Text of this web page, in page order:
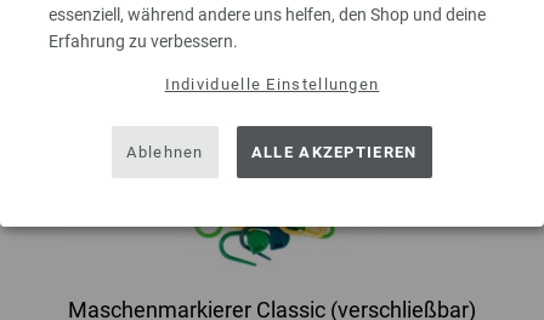
essenziell, während andere uns helfen, den Shop und deine
Erfahrung zu verbessern.
Individuelle Einstellungen
Ablehnen ALLE AKZEPTIEREN
Maschenmarkierer Classic (verschließbar)